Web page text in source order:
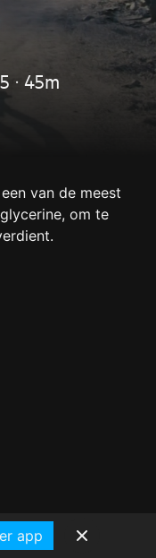
‧ 45m
van de meest
om te
app